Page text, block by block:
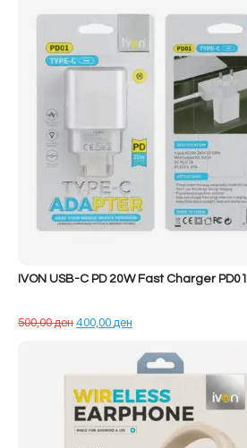
68.890,00 ден.
IVON USB-C PD 20W Fast Charger PD01
500,00денÇmimi
400,00ден
tanishëm
është:
400,00 ден.